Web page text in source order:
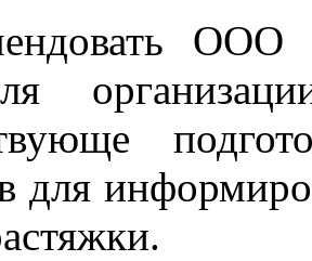
ООО
для